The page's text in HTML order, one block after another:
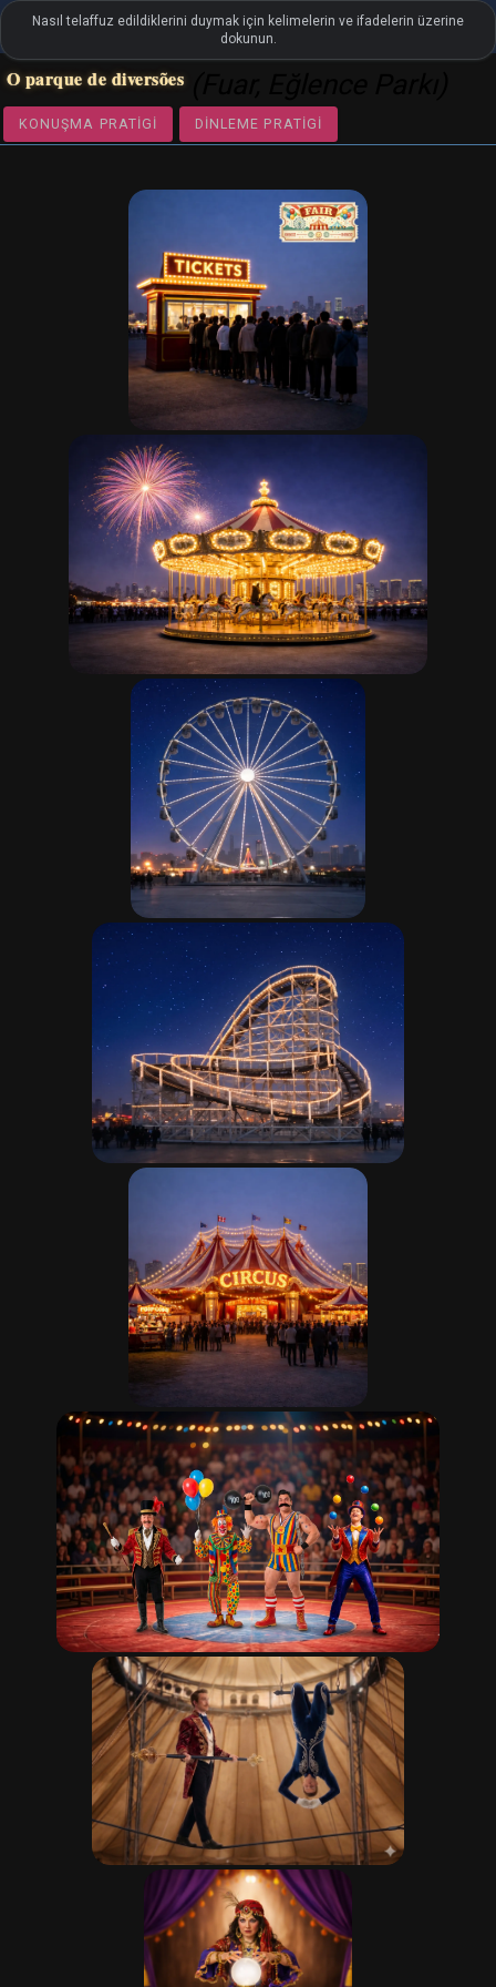
LanguageGuide.org•Portekizce Görsel Kelime Hazinesi
settings
O parque de diversões
KONUŞMA PRATIGI DINLEME PRATIGI
Nasıl telaffuz edildiklerini duymak için kelimelerin ve ifadelerin üzerine
dokunun.